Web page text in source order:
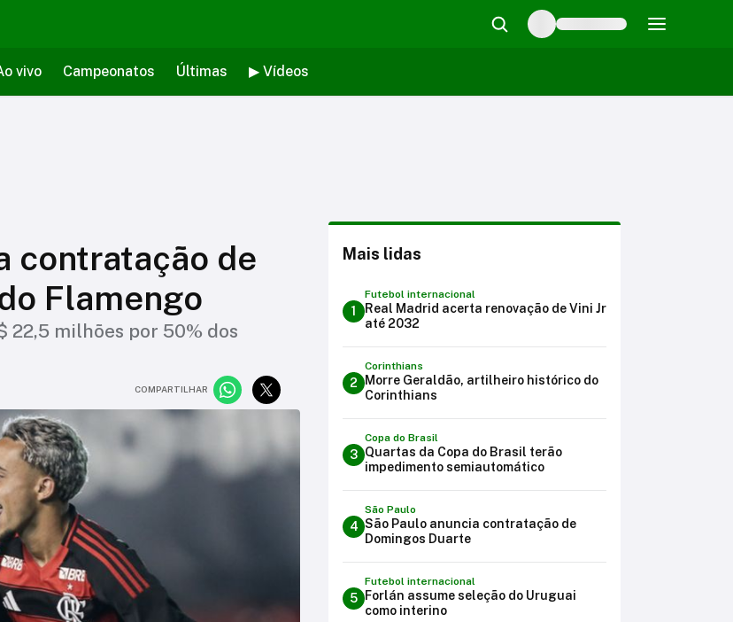
vivo Campeonatos Últimas ▶ Vídeos
contratação de
Flamengo
22,5 milhões por 50% dos
COMPARTILHAR
Mais lidas
1
Futebol internacional
Real Madrid acerta renovação de Vini Jr
até 2032
2
Corinthians
Morre Geraldão, artilheiro histórico do
Corinthians
3
Copa do Brasil
Quartas da Copa do Brasil terão
impedimento semiautomático
4
São Paulo
São Paulo anuncia contratação de
Domingos Duarte
5
Futebol internacional
Forlán assume seleção do Uruguai
como interino